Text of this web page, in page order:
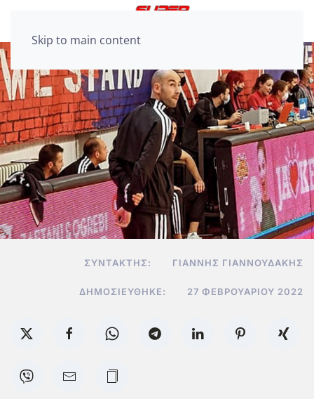
Skip to main content
ΣΥΝΤΆΚΤΗΣ: ΓΙΆΝΝΗΣ ΓΙΑΝΝΟΥΔΆΚΗΣ
ΔΗΜΟΣΙΕΎΘΗΚΕ: 27 ΦΕΒΡΟΥΑΡΊΟΥ 2022